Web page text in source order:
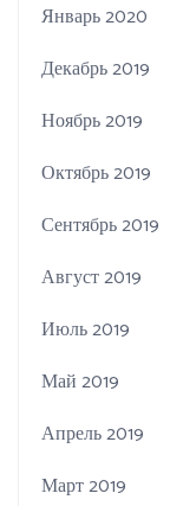
Январь 2020
Декабрь 2019
Ноябрь 2019
Октябрь 2019
Сентябрь 2019
Август 2019
Июль 2019
Май 2019
Апрель 2019
Март 2019